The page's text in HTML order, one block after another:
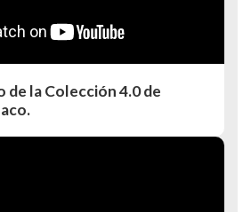
de la Colección 4.0 de